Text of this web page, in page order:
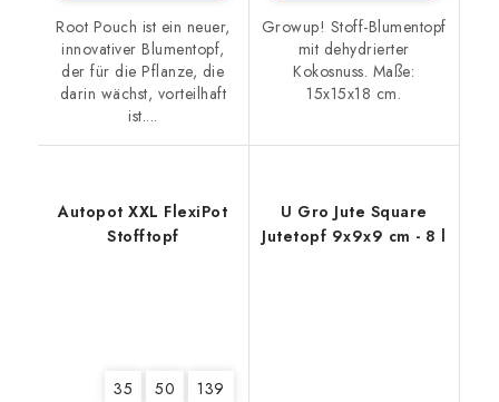
Root Pouch ist ein neuer,
innovativer Blumentopf,
der für die Pflanze, die
darin wächst, vorteilhaft
ist....
Growup! Stoff-Blumentopf
mit dehydrierter
Kokosnuss. Maße:
15x15x18 cm.
Autopot XXL FlexiPot
Stofftopf
35 50 139
U Gro Jute Square
Jutetopf 9x9x9 cm - 8 l